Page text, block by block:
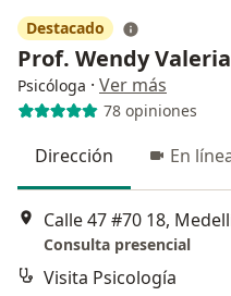
Destacado
Prof. Wendy
Psicóloga · Ver más
78 opiniones
Dirección En
Calle 47 #70 18,
Consulta presencial
Visita Psicología